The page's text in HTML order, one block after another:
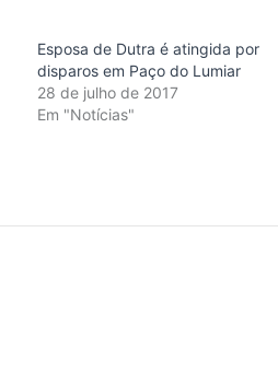
Esposa de Dutra é atingida por
disparos em Paço do Lumiar
28 de julho de 2017
Em "Notícias"